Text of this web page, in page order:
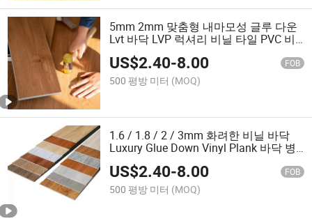
5mm 2mm 맞춤형 내마모성 글루 다운
Lvt 바닥 LVP 럭셔리 비닐 타일 PVC 비
닐 바닥
US$2.40-8.00 FOB
500 평방 미터 (MOQ)
1.6 / 1.8 / 2 / 3mm 화려한 비닐 바닥
Luxury Glue Down Vinyl Plank 바닥 병
원용 비닐 바닥
US$2.40-8.00 FOB
500 평방 미터 (MOQ)